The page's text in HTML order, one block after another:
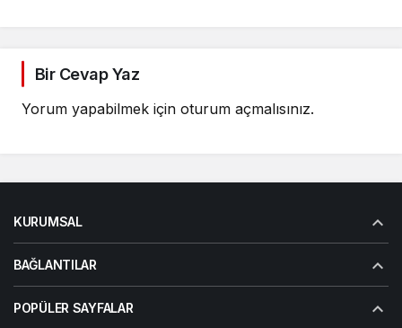
Bir Cevap Yaz
Yorum yapabilmek için oturum açmalısınız.
KURUMSAL
BAĞLANTILAR
POPÜLER SAYFALAR